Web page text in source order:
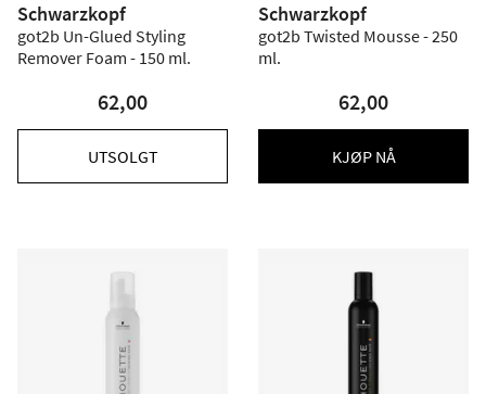
Schwarzkopf
got2b Un-Glued Styling
Remover Foam - 150 ml.
62,00
UTSOLGT
Schwarzkopf
got2b Twisted Mousse - 250
ml.
62,00
KJØP NÅ